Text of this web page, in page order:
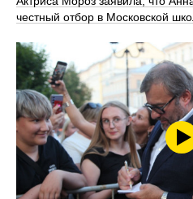
честный отбор в Московской